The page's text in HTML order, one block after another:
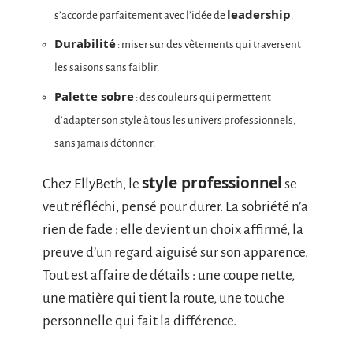
s’accorde parfaitement avec l’idée de leadership
Durabilité : miser sur des vêtements qui traversent
les saisons sans faiblir.
Palette sobre : des couleurs qui permettent
d’adapter son style à tous les univers professionnels,
sans jamais détonner.
Chez EllyBeth, le style professionnel se
veut réfléchi, pensé pour durer. La sobriété n’a
rien de fade : elle devient un choix affirmé, la
preuve d’un regard aiguisé sur son apparence.
Tout est affaire de détails : une coupe nette,
une matière qui tient la route, une touche
personnelle qui fait la différence.